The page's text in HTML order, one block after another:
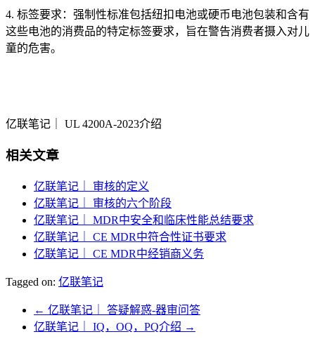
4. 标签要求：强制性标准包括纽扣电池或硬币电池包装和含有
这些电池的消费品的特定标签要求，旨在警告消费者摄入对儿
童的危害。
亿联笔记｜ UL 4200A-2023介绍
相关文章
亿联笔记｜ 审核的定义
亿联笔记｜ 审核的六个阶段
亿联笔记｜ MDR中安全和临床性能总结要求
亿联笔记｜ CE MDR中符合性证书要求
亿联笔记｜ CE MDR中经销商义务
Tagged on: 亿联笔记
← 亿联笔记｜ 答疑解惑-器审问答
亿联笔记｜ IQ，OQ，PQ介绍 →